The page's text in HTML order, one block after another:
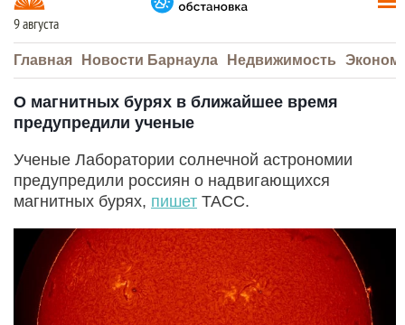
9 августа
Главная Новости Барнаула Недвижимость
О магнитных бурях в ближайшее время
предупредили ученые
Ученые Лаборатории солнечной астрономии
предупредили россиян о надвигающихся
магнитных бурях, пишет ТАСС.